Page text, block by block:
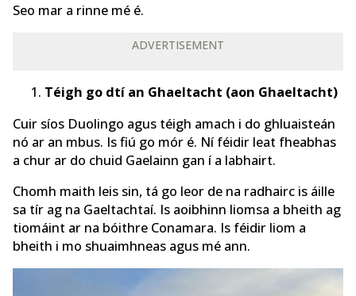
Seo mar a rinne mé é.
ADVERTISEMENT
Téigh go dtí an Ghaeltacht (aon Ghaeltacht)
Cuir síos Duolingo agus téigh amach i do ghluaisteán
nó ar an mbus. Is fiú go mór é. Ní féidir leat fheabhas
a chur ar do chuid Gaelainn gan í a labhairt.
Chomh maith leis sin, tá go leor de na radhairc is áille
sa tír ag na Gaeltachtaí. Is aoibhinn liomsa a bheith ag
tiomáint ar na bóithre Conamara. Is féidir liom a
bheith i mo shuaimhneas agus mé ann.